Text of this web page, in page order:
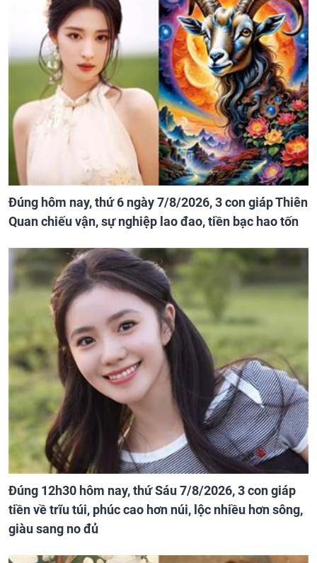
Đúng hôm nay, thứ 6 ngày 7/8/2026, 3 con giáp Thiên
Quan chiếu vận, sự nghiệp lao đao, tiền bạc hao tốn
Đúng 12h30 hôm nay, thứ Sáu 7/8/2026, 3 con giáp
tiền về trĩu túi, phúc cao hơn núi, lộc nhiều hơn sông,
giàu sang no đủ